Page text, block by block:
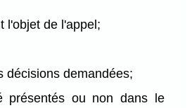
l'objet de l'appel;
décisions demandées;
présentés ou non dans le